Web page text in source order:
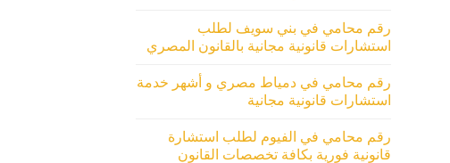
رقم محامي في بني سويف لطلب
استشارات قانونية مجانية بالقانون المصري
رقم محامي في دمياط مصري و أشهر خدمة
استشارات قانونية مجانية
رقم محامي في الفيوم لطلب استشارة
قانونية فورية بكافة تخصصات القانون